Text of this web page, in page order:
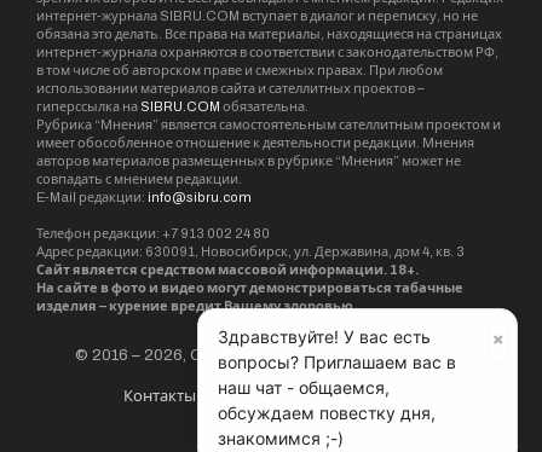
интернет-журнала SIBRU.COM вступает в диалог и переписку, но не
обязана это делать. Все права на материалы, находящиеся на страницах
интернет-журнала охраняются в соответствии с законодательством РФ,
в том числе об авторском праве и смежных правах. При любом
использовании материалов сайта и сателлитных проектов –
гиперссылка на SIBRU.COM обязательна.
Рубрика “Мнения” является самостоятельным сателлитным проектом и
имеет обособленное отношение к деятельности редакции. Мнения
авторов материалов размещенных в рубрике “Мнения” может не
совпадать с мнением редакции.
E-Mail редакции: info@sibru.com
Телефон редакции: +7 913 002 24 80
Адрес редакции: 630091, Новосибирск, ул. Державина, дом 4, кв. 3
Сайт является средством массовой информации. 18+.
На сайте в фото и видео могут демонстрироваться табачные
изделия – курение вредит Вашему здоровью.
© 2016 – 2026, Сетевое издание «Новости Сибири».
Контакты Редакция Партнёры
×
Здравствуйте! У вас есть
вопросы? Приглашаем вас в
наш чат - общаемся,
обсуждаем повестку дня,
знакомимся ;-)